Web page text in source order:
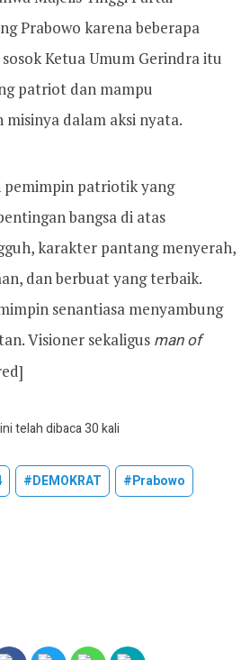
Prabowo karena beberapa
Ketua Umum Gerindra itu
patriot dan mampu
misinya dalam aksi nyata.
pemimpin patriotik yang
bangsa di atas
karakter pantang menyerah,
dan berbuat yang terbaik.
senantiasa menyambung
Visioner sekaligus man of
telah dibaca 30 kali
#DEMOKRAT
#prabowo